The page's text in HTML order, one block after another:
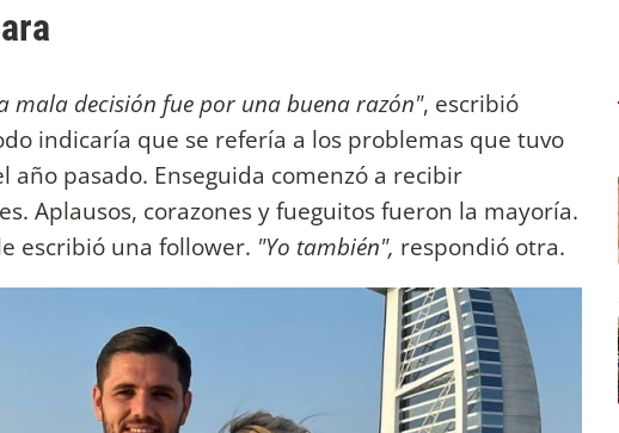
mala decisión fue por una buena razón", escribió
indicaría que se refería a los problemas que tuvo
año pasado. Enseguida comenzó a recibir
Aplausos, corazones y fueguitos fueron la mayoría.
escribió una follower. "Yo también", respondió otra.